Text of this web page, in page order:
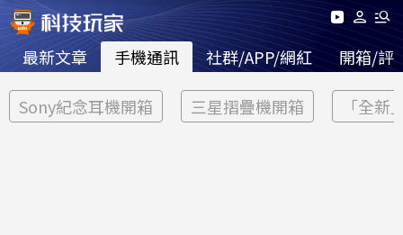
最新文章 手機通訊 社群/APP/網紅 開箱/評
Sony紀念耳機開箱 三星摺疊機開箱 「全新